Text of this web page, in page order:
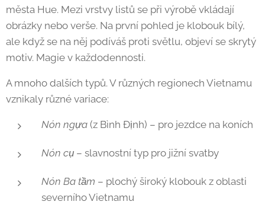
města Hue. Mezi vrstvy listů se při výrobě vkládají
obrázky nebo verše. Na první pohled je klobouk bílý,
ale když se na něj podíváš proti světlu, objeví se skrytý
motiv. Magie v každodennosti.
A mnoho dalších typů. V různých regionech Vietnamu
vznikaly různé variace:
Nón ngựa (z Bình Định) – pro jezdce na koních
Nón cụ – slavnostní typ pro jižní svatby
Nón Ba tầm – plochý široký klobouk z oblasti
severního Vietnamu